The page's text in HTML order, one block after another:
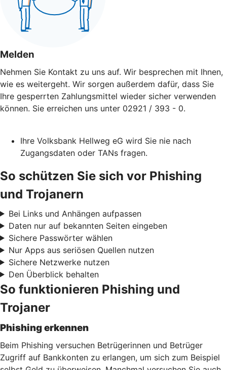
Melden
Nehmen Sie Kontakt zu uns auf. Wir besprechen mit Ihnen,
wie es weitergeht. Wir sorgen außerdem dafür, dass Sie
Ihre gesperrten Zahlungsmittel wieder sicher verwenden
können. Sie erreichen uns unter 02921 / 393 - 0.
Ihre Volksbank Hellweg eG wird Sie nie nach
Zugangsdaten oder TANs fragen.
So schützen Sie sich vor Phishing
und Trojanern
Bei Links und Anhängen aufpassen
Daten nur auf bekannten Seiten eingeben
Sichere Passwörter wählen
Nur Apps aus seriösen Quellen nutzen
Sichere Netzwerke nutzen
Den Überblick behalten
So funktionieren Phishing und
Trojaner
Phishing erkennen
Beim Phishing versuchen Betrügerinnen und Betrüger
Zugriff auf Bankkonten zu erlangen, um sich zum Beispiel